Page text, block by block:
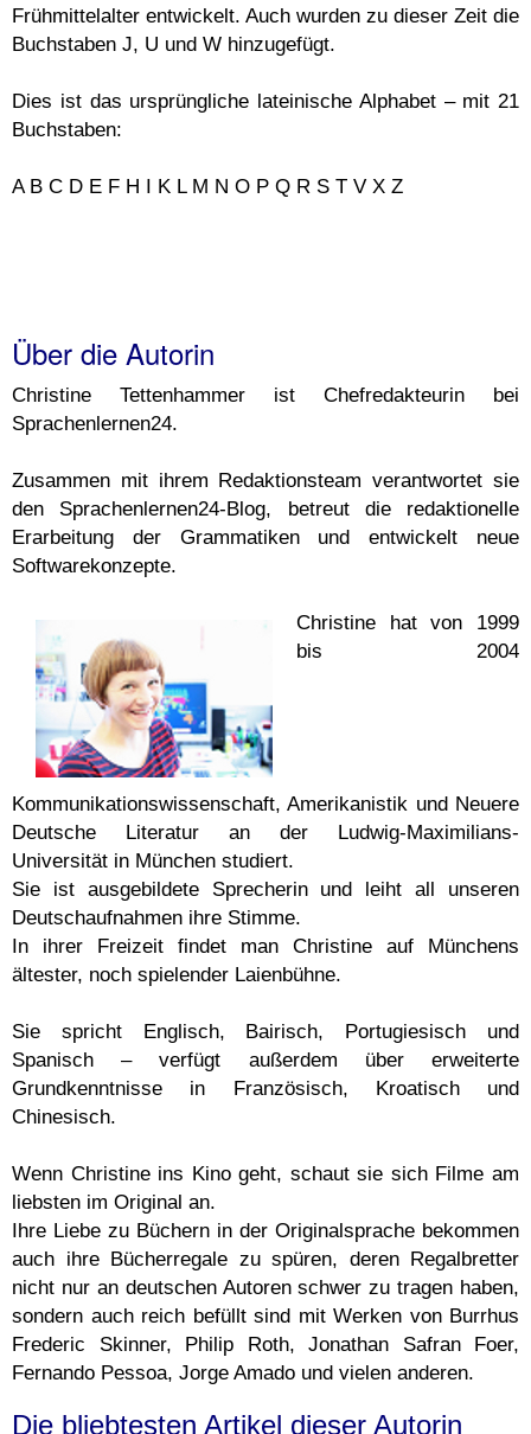
Frühmittelalter entwickelt. Auch wurden zu dieser Zeit die
Buchstaben J, U und W hinzugefügt.
Dies ist das ursprüngliche lateinische Alphabet – mit 21
Buchstaben:
A B C D E F H I K L M N O P Q R S T V X Z
Über die Autorin
Christine Tettenhammer ist Chefredakteurin bei
Sprachenlernen24.
Zusammen mit ihrem Redaktionsteam verantwortet sie
den Sprachenlernen24-Blog, betreut die redaktionelle
Erarbeitung der Grammatiken und entwickelt neue
Softwarekonzepte.
Christine hat von 1999
bis 2004
Kommunikationswissenschaft, Amerikanistik und Neuere
Deutsche Literatur an der Ludwig-Maximilians-
Universität in München studiert.
Sie ist ausgebildete Sprecherin und leiht all unseren
Deutschaufnahmen ihre Stimme.
In ihrer Freizeit findet man Christine auf Münchens
ältester, noch spielender Laienbühne.
Sie spricht Englisch, Bairisch, Portugiesisch und
Spanisch – verfügt außerdem über erweiterte
Grundkenntnisse in Französisch, Kroatisch und
Chinesisch.
Wenn Christine ins Kino geht, schaut sie sich Filme am
liebsten im Original an.
Ihre Liebe zu Büchern in der Originalsprache bekommen
auch ihre Bücherregale zu spüren, deren Regalbretter
nicht nur an deutschen Autoren schwer zu tragen haben,
sondern auch reich befüllt sind mit Werken von Burrhus
Frederic Skinner, Philip Roth, Jonathan Safran Foer,
Fernando Pessoa, Jorge Amado und vielen anderen.
Die bliebtesten Artikel dieser Autorin